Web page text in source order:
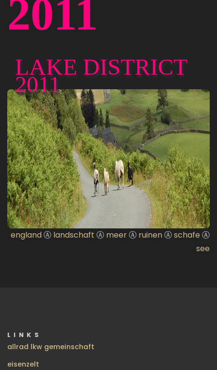
2011
LAKE DISTRICT
2011
englandⒶ landschaft Ⓐ meerⒶ ruinenⒶschafe Ⓐ
see
LINKS
allrad lkw gemeinschaft
eisenzelt